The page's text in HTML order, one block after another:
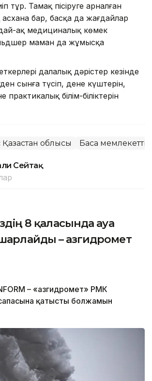
тұр. Тамақ пісіруге арналған
бар, басқа да жағдайлар
ақ медициналық көмек
маман да жұмысқа
далалық дәрістер кезінде
сынға түсіп, дене күштерін,
білім-біліктерін
облысы Басқа
Сейтақ
8 қаласында ауа
– Қазгидромет
– «Қазгидромет» РМК
сапасына қатысты болжамын